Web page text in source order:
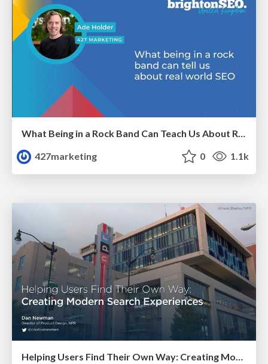
What Being in a Rock Band Can Teach Us About Real World SEO
427marketing
0 1.1k